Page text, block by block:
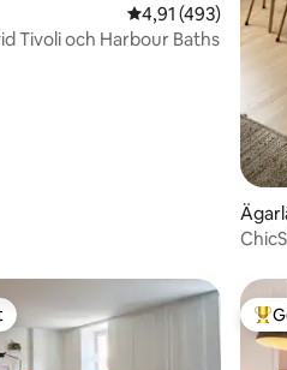
146 omdömen4,91 av 5 i
4,91 (493)
Tivoli och Harbour Baths